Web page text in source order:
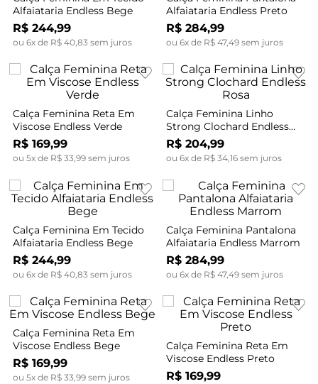
Alfaiataria Endless Bege
R$ 244,99
ou 6x de R$ 40, 83 sem juros
Alfaiataria Endless Preto
R$ 284,99
ou 6x de R$ 47,49sem juros
Calça Feminina Reta Em
Viscose Endless Verde
R$ 169,99
ou 5x de R$ 33,99sem juros
Calça Feminina Linho
Strong Clochard Endless
Rosa
R$ 204,99
ou 6x de R$ 34,16sem juros
Calça Feminina Em Tecido
Alfaiataria Endless Bege
R$ 244,99
ou 6x de R$ 40, 83 sem juros
Calça Feminina Pantalona
Alfaiataria Endless Marrom
R$ 284,99
ou 6x de R$ 47,49sem juros
Calça Feminina Reta Em
Viscose Endless Bege
R$ 169,99
ou 5x de R$ 33,99sem juros
Calça Feminina Reta Em
Viscose Endless Preto
R$ 169,99